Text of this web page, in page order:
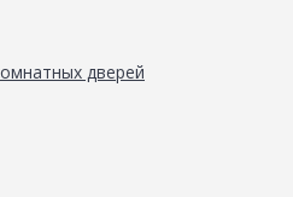
дверей